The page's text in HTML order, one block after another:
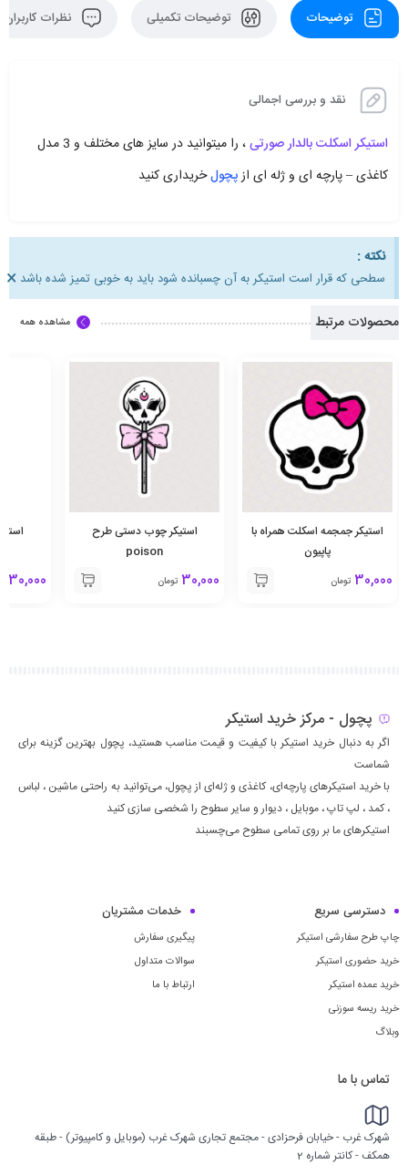
توضیحات توضیحات تکمیلی نظرات کاربران
نقد و بررسی اجمالی
استیکر اسکلت بالدار صورتی
، را میتوانید در سایز های مختلف و 3 مدل
کاغذی – پارچه ای و ژله ای ازپچولخریداری کنید
نکته :
سطحی که قرار است استیکر به آن چسبانده شود باید به خوبی تمیز شده باشد ×
محصولات مرتبط مشاهده همه
استیکر جمجمه اسکلت همراه با
پاپیون
30,000 تومان
استیکر چوب دستی طرح
poison
30,000 تومان 30,000
پچول - مرکز خرید استیکر
اگر به دنبال خرید استیکر با کیفیت و قیمت مناسب هستید، پچول بهترین گزینه برای
شماست
با خرید استیکرهای پارچه‌ای، کاغذی و ژله‌ای از پچول، می‌توانید به راحتی ماشين ، لباس
، كمد ، لپ تاپ ، موبايل ، ديوار و سایر سطوح را شخصی سازی کنید
استیکرهای ما بر روی تمامی سطوح می‌چسبند
دسترسی سریع
چاپ طرح سفارشی استیکر
خرید حضوری استیکر
خرید عمده استیکر
خرید ریسه سوزنی
وبلاگ
خدمات مشتریان
پیگیری سفارش
سوالات متداول
ارتباط با ما
تماس با ما
شهرک غرب - خیابان فرحزادی - مجتمع تجاری شهرک غرب (موبایل و کامپیوتر) - طبقه
همکف - کانتر شماره 2